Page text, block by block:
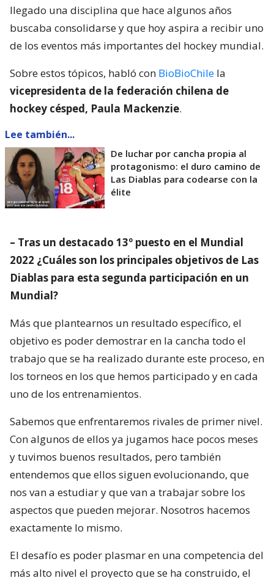
llegado una disciplina que hace algunos años
buscaba consolidarse y que hoy aspira a recibir uno
de los eventos más importantes del hockey mundial.
Sobre estos tópicos, habló con BioBioChile la
vicepresidenta de la federación chilena de
hockey césped, Paula Mackenzie.
Lee también...
De luchar por cancha propia al
protagonismo: el duro camino de
Las Diablas para codearse con la
élite
– Tras un destacado 13º puesto en el Mundial
2022 ¿Cuáles son los principales objetivos de Las
Diablas para esta segunda participación en un
Mundial?
Más que plantearnos un resultado específico, el
objetivo es poder demostrar en la cancha todo el
trabajo que se ha realizado durante este proceso, en
los torneos en los que hemos participado y en cada
uno de los entrenamientos.
Sabemos que enfrentaremos rivales de primer nivel.
Con algunos de ellos ya jugamos hace pocos meses
y tuvimos buenos resultados, pero también
entendemos que ellos siguen evolucionando, que
nos van a estudiar y que van a trabajar sobre los
aspectos que pueden mejorar. Nosotros hacemos
exactamente lo mismo.
El desafío es poder plasmar en una competencia del
más alto nivel el proyecto que se ha construido, el